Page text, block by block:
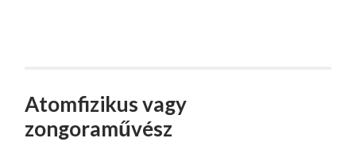
Atomfizikus vagy
zongoraművész